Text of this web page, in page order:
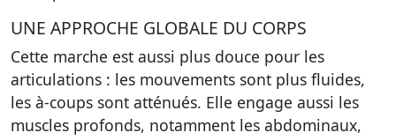
UNE APPROCHE GLOBALE DU CORPS
Cette marche est aussi plus douce pour les
articulations : les mouvements sont plus fluides,
les à-coups sont atténués. Elle engage aussi les
muscles profonds, notamment les abdominaux,